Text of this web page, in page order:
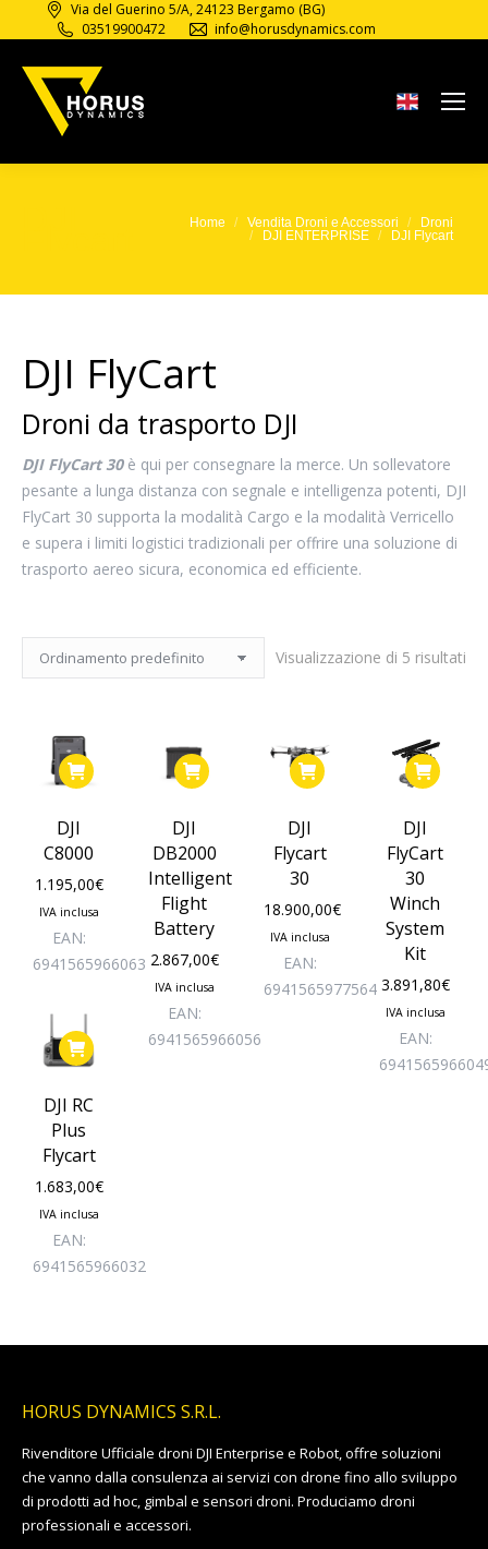
Via del Guerino 5/A, 24123 Bergamo (BG)
03519900472
info@horusdynamics.com
Tu sei qui:Home Vendita Droni e Accessori
Droni
DJI ENTERPRISE
DJI Flycart
DJI FlyCart
Droni da trasporto DJI
DJI FlyCart 30è qui per consegnare la merce. Un sollevatore
pesante a lunga distanza con segnale e intelligenza potenti, DJI
FlyCart 30 supporta la modalità Cargo e la modalità Verricello
e supera i limiti logistici tradizionali per offrire una soluzione di
trasporto aereo sicura, economica ed efficiente.
Visualizzazione di 5 risultati
DJI
C8000
1.195,00€
IVA inclusa
EAN:
6941565966063
DJI
DB2000
Intelligent
Flight
Battery
2.867,00€
IVA inclusa
EAN:
6941565966056
DJI
Flycart
30
18.900,00€
IVA inclusa
EAN:
6941565977564
DJI
FlyCart
30
Winch
System
Kit
3.891,80€
IVA inclusa
EAN:
DJI RC
Plus
Flycart
1.683,00€
IVA inclusa
EAN:
6941565966032
HORUS DYNAMICS S.R.L.
Rivenditore Ufficiale droni DJI Enterprise e Robot, offre soluzioni
che vanno dalla consulenza ai servizi con drone fino allo sviluppo
di prodotti ad hoc, gimbal e sensori droni. Produciamo droni
professionali e accessori.